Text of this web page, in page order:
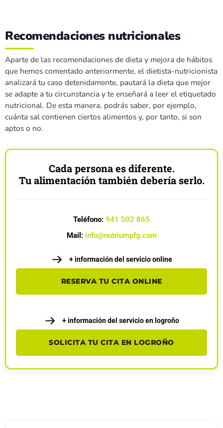
Recomendaciones nutricionales
Aparte de las recomendaciones de dieta y mejora de hábitos
que hemos comentado anteriormente, el dietista-nutricionista
analizará tu caso detenidamente, pautará la dieta que mejor
se adapte a tu circunstancia y te enseñará a leer el etiquetado
nutricional. De esta manera, podrás saber, por ejemplo,
cuánta sal contienen ciertos alimentos y, por tanto, si son
aptos o no.
Cada persona es diferente.
Tu alimentación también debería serlo.
Teléfono: 941 502 865
Mail: info@nutriumpfg.com
+ información del servicio online
RESERVA TU CITA ONLINE
+ información del servicio en logroño
SOLICITA TU CITA EN LOGROÑO